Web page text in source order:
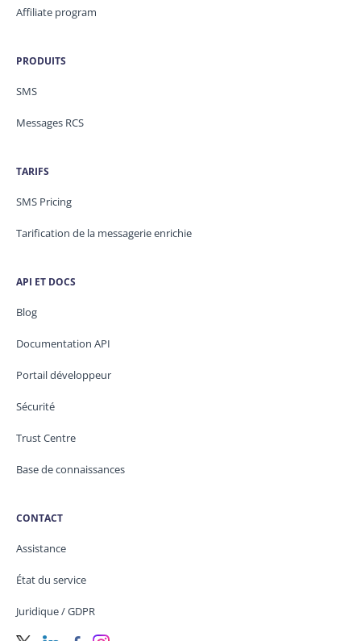
Affiliate program
PRODUITS
SMS
Messages RCS
TARIFS
SMS Pricing
Tarification de la messagerie enrichie
API ET DOCS
Blog
Documentation API
Portail développeur
Sécurité
Trust Centre
Base de connaissances
CONTACT
Assistance
État du service
Juridique / GDPR